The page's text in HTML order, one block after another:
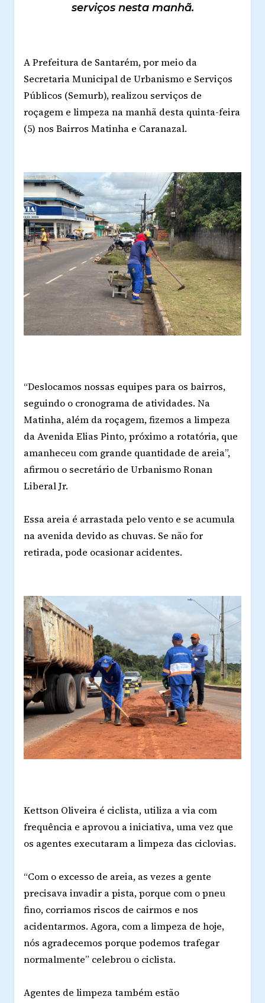
serviços nesta manhã.
A Prefeitura de Santarém, por meio da
Secretaria Municipal de Urbanismo e Serviços
Públicos (Semurb), realizou serviços de
roçagem e limpeza na manhã desta quinta-feira
(5) nos Bairros Matinha e Caranazal.
“Deslocamos nossas equipes para os bairros,
seguindo o cronograma de atividades. Na
Matinha, além da roçagem, fizemos a limpeza
da Avenida Elias Pinto, próximo a rotatória, que
amanheceu com grande quantidade de areia”,
afirmou o secretário de Urbanismo Ronan
Liberal Jr.
Essa areia é arrastada pelo vento e se acumula
na avenida devido as chuvas. Se não for
retirada, pode ocasionar acidentes.
Kettson Oliveira é ciclista, utiliza a via com
frequência e aprovou a iniciativa, uma vez que
os agentes executaram a limpeza das ciclovias.
“Com o excesso de areia, as vezes a gente
precisava invadir a pista, porque com o pneu
fino, corriamos riscos de cairmos e nos
acidentarmos. Agora, com a limpeza de hoje,
nós agradecemos porque podemos trafegar
normalmente” celebrou o ciclista.
Agentes de limpeza também estão